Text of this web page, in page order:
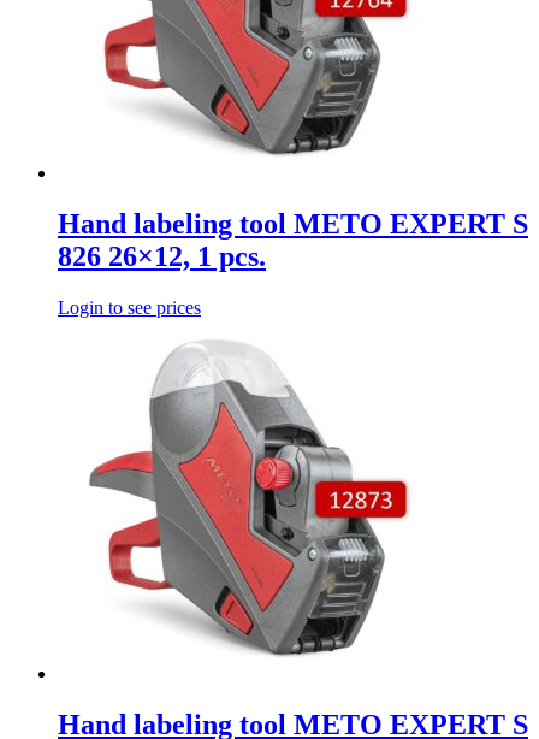
Hand labeling tool METO EXPERT S
826 26×12, 1 pcs.
Login to see prices
Hand labeling tool METO EXPERT S